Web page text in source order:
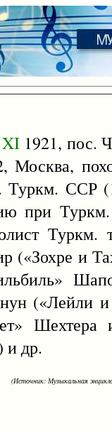
XI 1921, пос.
Москва,
Туркм.
при
Туркм.
(«Зохре и
(«Лейли
Шехтера
и др.
(Источник: Музыкальная